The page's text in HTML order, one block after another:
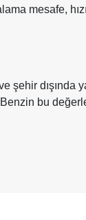
mesafe,
şehir dışında
bu